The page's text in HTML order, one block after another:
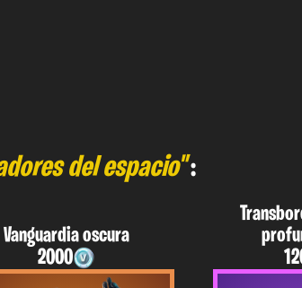
del espacio":
Vanguardia oscura
2000